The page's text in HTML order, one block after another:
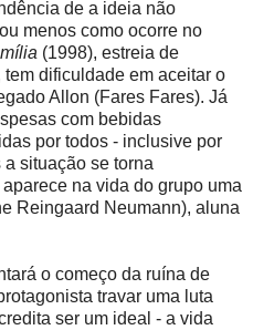
de a ideia não
menos como ocorre no
(1998), estreia de
dificuldade em aceitar o
Allon (Fares Fares). Já
com bebidas
por todos - inclusive por
situação se torna
na vida do grupo uma
Reingaard Neumann), aluna
o começo da ruína de
travar uma luta
ser um ideal - a vida